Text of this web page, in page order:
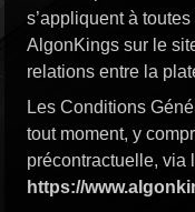
s’appliquent à
AlgonKings sur le
relations entre la
Les Conditions
tout moment, y
précontractuelle, via
https://